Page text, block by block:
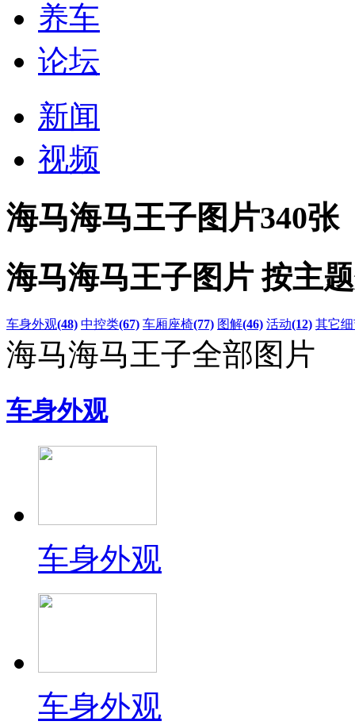
养车
论坛
新闻
视频
海马海马王子图片340张
海马海马王子图片 按主
车身外观(48) 中控类(67) 车厢座椅(77) 图解(46) 活动(12) 其它
海马海马王子全部图片
车身外观
车身外观
车身外观